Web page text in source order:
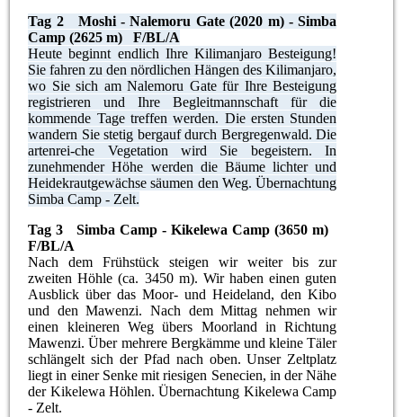
Tag 2 Moshi - Nalemoru Gate (2020 m) - Simba
Camp (2625 m) F/BL/A
Heute beginnt endlich Ihre Kilimanjaro Besteigung!
Sie fahren zu den nördlichen Hängen des Kilimanjaro,
wo Sie sich am Nalemoru Gate für Ihre Besteigung
registrieren und Ihre Begleitmannschaft für die
kommende Tage treffen werden. Die ersten Stunden
wandern Sie stetig bergauf durch Bergregenwald. Die
artenrei-che Vegetation wird Sie begeistern. In
zunehmender Höhe werden die Bäume lichter und
Heidekrautgewächse säumen den Weg. Übernachtung
Simba Camp - Zelt.
Tag 3 Simba Camp - Kikelewa Camp (3650 m)
F/BL/A
Nach dem Frühstück steigen wir weiter bis zur
zweiten Höhle (ca. 3450 m). Wir haben einen guten
Ausblick über das Moor- und Heideland, den Kibo
und den Mawenzi. Nach dem Mittag nehmen wir
einen kleineren Weg übers Moorland in Richtung
Mawenzi. Über mehrere Bergkämme und kleine Täler
schlängelt sich der Pfad nach oben. Unser Zeltplatz
liegt in einer Senke mit riesigen Senecien, in der Nähe
der Kikelewa Höhlen. Übernachtung Kikelewa Camp
- Zelt.